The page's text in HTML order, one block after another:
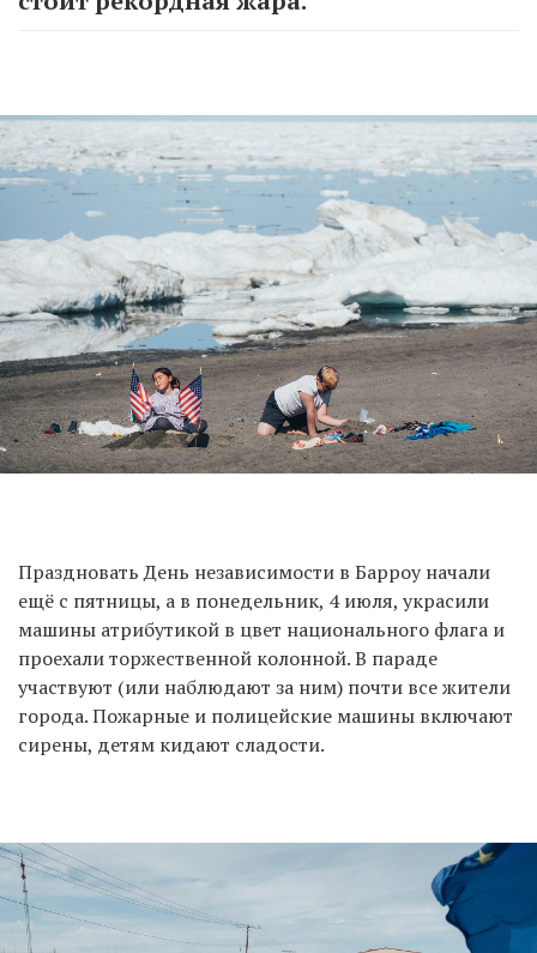
Праздновать День независимости в Барроу начали
ещё c пятницы, а в понедельник, 4 июля, украсили
машины атрибутикой в цвет национального флага и
проехали торжественной колонной. В параде
участвуют (или наблюдают за ним) почти все жители
города. Пожарные и полицейские машины включают
сирены, детям кидают сладости.